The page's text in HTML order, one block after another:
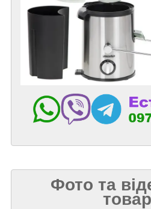
Фото та